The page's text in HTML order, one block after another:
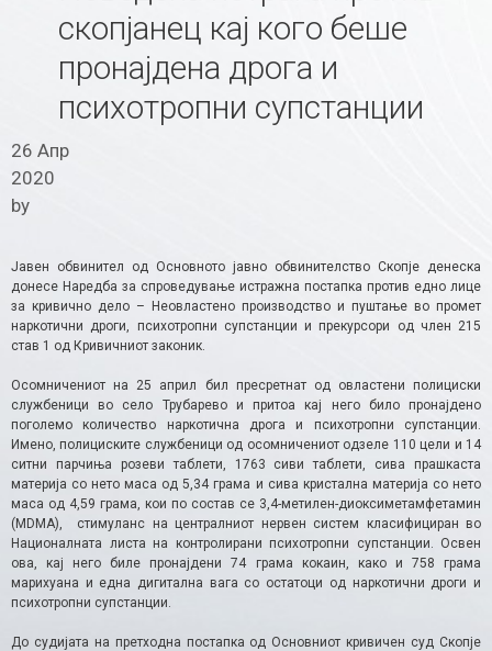
скопјанец кај кого беше
пронајдена дрога и
психотропни супстанции
26 Апр
2020
by
Jавен обвинител од Основното јавно обвинителство Скопје денеска
донесе Наредба за спроведување истражна постапка против едно лице
за кривично дело – Неовластено производство и пуштање во промет
наркотични дроги, психотропни супстанции и прекурсори од член 215
став 1 од Кривичниот законик.
Осомничениот на 25 април бил пресретнат од овластени полициски
службеници во село Трубарево и притоа кај него било пронајдено
поголемо количество наркотична дрога и психотропни супстанции.
Имено, полициските службеници од осомничениот одзеле 110 цели и 14
ситни парчиња розеви таблети, 1763 сиви таблети, сива прашкаста
материја со нето маса од 5,34 грама и сива кристална материја со нето
маса од 4,59 грама, кои по состав се 3,4-метилен-диоксиметамфетамин
(MDMA), стимуланс на централниот нервен систем класифициран во
Националната листа на контролирани психотропни супстанции. Освен
ова, кај него биле пронајдени 74 грама кокаин, како и 758 грама
марихуана и една дигитална вага со остатоци од наркотични дроги и
психотропни супстанции.
До судијата на претходна постапка од Основниот кривичен суд Скопје